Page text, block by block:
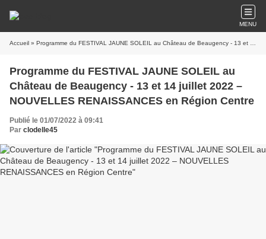
MENU
Accueil » Programme du FESTIVAL JAUNE SOLEIL au Château de Beaugency - 13 et 14 juillet 2022 – NOUVELLES RENAISSANCES en Région Centre
Programme du FESTIVAL JAUNE SOLEIL au
Château de Beaugency - 13 et 14 juillet 2022 –
NOUVELLES RENAISSANCES en Région Centre
Publié le 01/07/2022 à 09:41
Par clodelle45